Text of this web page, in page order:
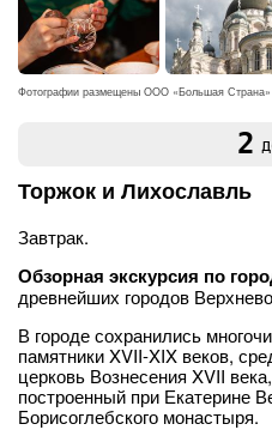
Фотографии размещены ООО «Большая
2
Торжок и Лихославль
Завтрак.
Обзорная экскурсия по
древнейших городов
В городе сохранились
памятники XVII-XIX веков,
церковь Вознесения XVII
построенный при Екатерине
Борисоглебского монастыря.